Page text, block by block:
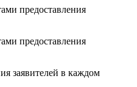
предоставления
предоставления
заявителей в каждом